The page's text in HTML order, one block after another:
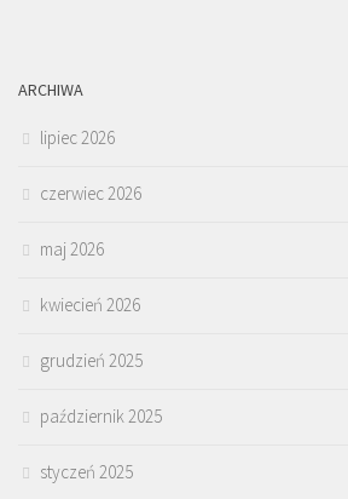
ARCHIWA
lipiec 2026
czerwiec 2026
maj 2026
kwiecień 2026
grudzień 2025
październik 2025
styczeń 2025